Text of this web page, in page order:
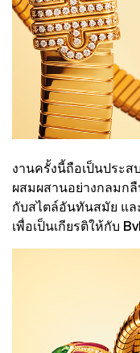
งานครั้งนี้ถือเป็นประ
ผสมผสานอย่างกลมก
กับสไตล์อันทันสมัย แ
เพื่อเป็นเกียรติให้กับ